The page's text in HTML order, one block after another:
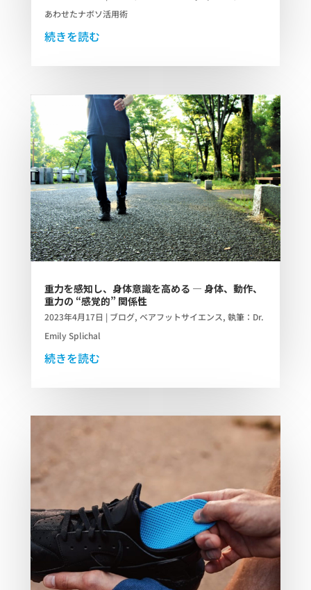
あわせたナボソ活用術
続きを読む
重力を感知し、身体意識を高める ― 身体、動作、
重力の “感覚的” 関係性
2023年4月17日 | ブログ, ベアフットサイエンス, 執筆：Dr.
Emily Splichal
続きを読む